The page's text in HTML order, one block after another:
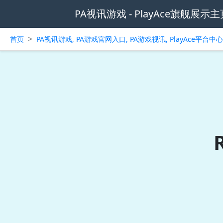
PA视讯游戏 - PlayAce旗舰展示主
首页 > PA视讯游戏, PA游戏官网入口, PA游戏视讯, PlayAce平台中